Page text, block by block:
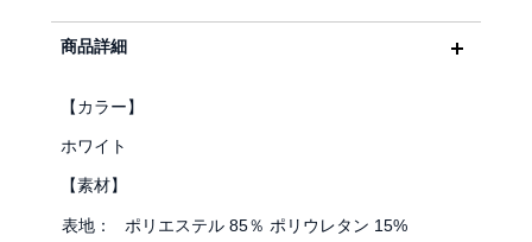
商品詳細
【カラー】
ホワイト
【素材】
表地：
ポリエステル 85％ ポリウレタン 15%